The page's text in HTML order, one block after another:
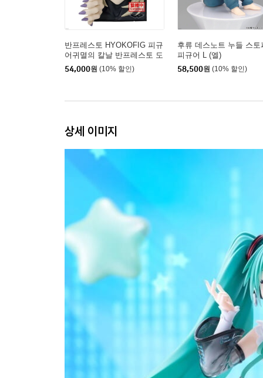
반프레스토 HYOKOFIG 피규
어귀멸의 칼날 반프레스토 도
우마
54,000원 (10% 할인)
후류 데스노트 누들 스토
피규어 L (엘)
58,500원 (10% 할인)
상세 이미지